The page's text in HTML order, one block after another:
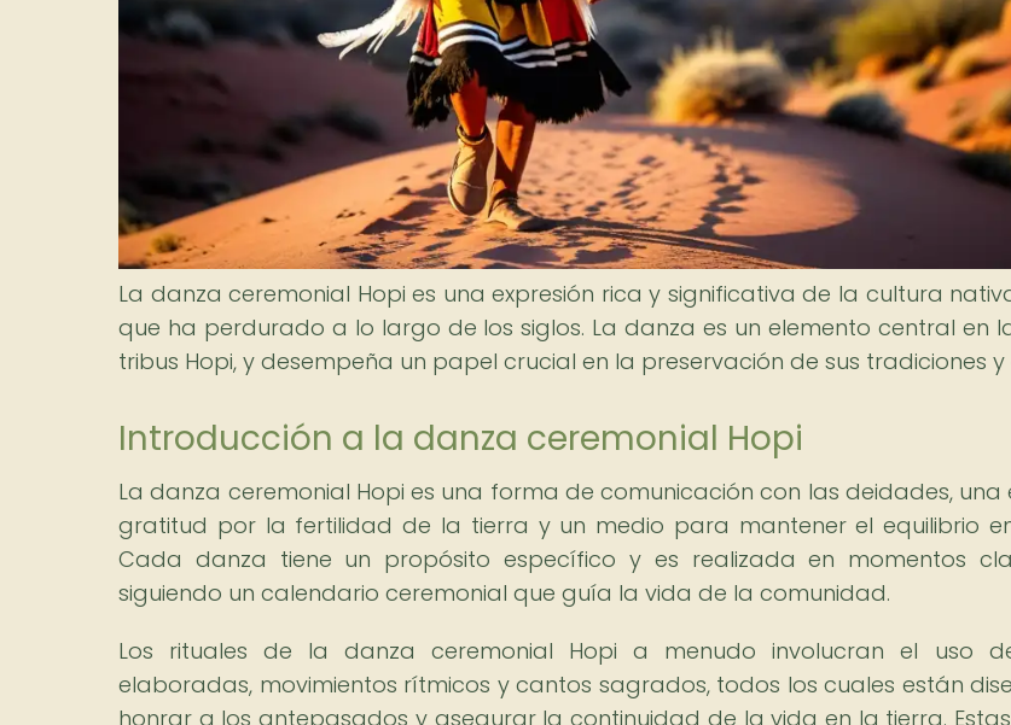
La danza ceremonial Hopi es una expresión rica y significativa de la cultura
que ha perdurado a lo largo de los siglos. La danza es un elemento central en
tribus Hopi, y desempeña un papel crucial en la preservación de sus tradiciones y
Introducción a la danza ceremonial Hopi
La danza ceremonial Hopi es una forma de comunicación con las deidades, una
gratitud por la fertilidad de la tierra y un medio para mantener el equilibrio
Cada danza tiene un propósito específico y es realizada en momentos
siguiendo un calendario ceremonial que guía la vida de la comunidad.
Los rituales de la danza ceremonial Hopi a menudo involucran el uso
elaboradas, movimientos rítmicos y cantos sagrados, todos los cuales están
honrar a los antepasados y asegurar la continuidad de la vida en la tierra.